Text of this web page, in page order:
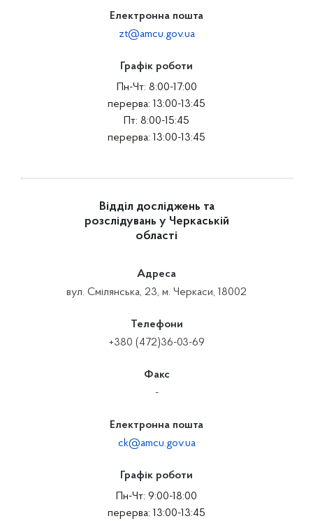
Електронна пошта
zt@amcu.gov.ua
Графік роботи
Пн-Чт: 8:00-17:00
перерва: 13:00-13:45
Пт: 8:00-15:45
перерва: 13:00-13:45
Відділ досліджень та
розслідувань у Черкаській
області
Адреса
вул. Смілянська, 23, м. Черкаси, 18002
Телефони
+380 (472)36-03-69
Факс
-
Електронна пошта
ck@amcu.gov.ua
Графік роботи
Пн-Чт: 9:00-18:00
перерва: 13:00-13:45